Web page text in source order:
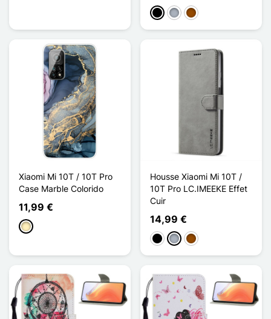
PretoCinzentoCastanho
Xiaomi Mi 10T / 10T Pro
Case Marble Colorido
11,99 €
Ouro
Housse Xiaomi Mi 10T /
10T Pro LC.IMEEKE Effet
Cuir
14,99 €
PretoCinzentoCastanho